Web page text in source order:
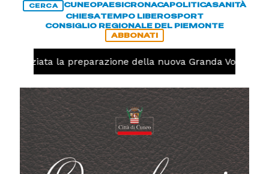
CERCA CUNEOPAESICRONACAPOLITICASANITÀ
CHIESATEMPO LIBEROSPORT
CONSIGLIO REGIONALE DEL PIEMONTE
ABBONATI
iniziata la preparazione della nuova Granda Volley